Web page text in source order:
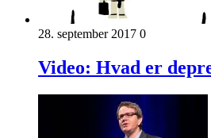
28. september 2017 0
Video: Hvad er